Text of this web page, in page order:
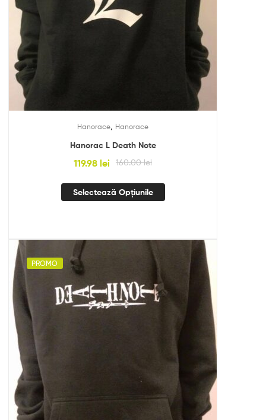
Hanorace Hanorace
Hanorac L Death Note
160.00lei
119.98 lei
Selectează Opțiunile
PROMO